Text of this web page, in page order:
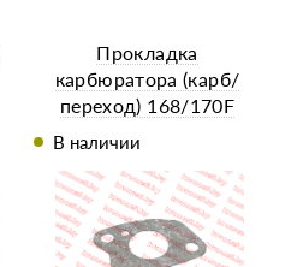
Прокладка
карбюратора (карб/
переход) 168/170F
В наличии